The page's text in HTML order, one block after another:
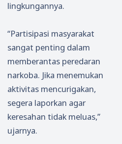
lingkungannya.
“Partisipasi masyarakat
sangat penting dalam
memberantas peredaran
narkoba. Jika menemukan
aktivitas mencurigakan,
segera laporkan agar
keresahan tidak meluas,”
ujarnya.